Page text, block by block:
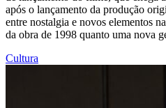
após o lançamento da produção
entre nostalgia e novos elementos
da obra de 1998 quanto uma nova
Cultura